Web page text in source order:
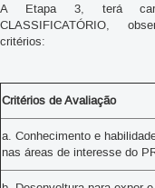
A Etapa 3, terá
CLASSIFICATÓRIO,
critérios:
Critérios de Avaliação
a. Conhecimento e
nas áreas de interesse do